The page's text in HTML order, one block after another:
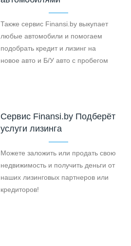
Также сервис Finansi.by выкупает
любые автомобили и помогаем
подобрать кредит и лизинг на
новое авто и Б/У авто с пробегом
Cервис Finansi.by Подберёт
услуги лизинга
Можете заложить или продать свою
недвижимость и получить деньги от
наших лизинговых партнеров или
кредиторов!